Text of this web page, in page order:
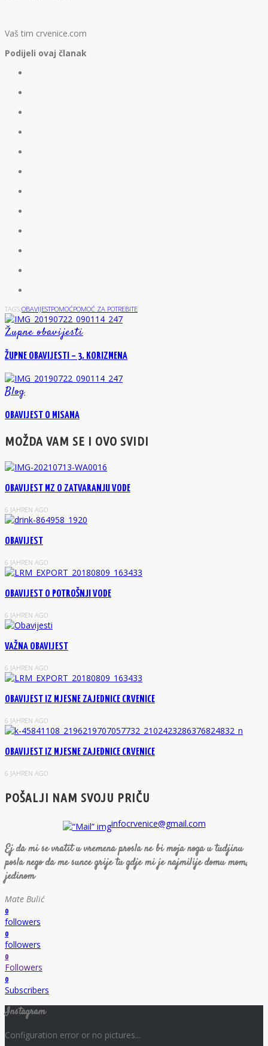
Vaš tim crvenice.com
Podijeli ovaj članak
TAGS:OBAVIJESTPOMOĆPOMOĆ ZA POTREBITE
Župne obavijesti
ŽUPNE OBAVIJESTI – 3. KORIZMENA
Blog
OBAVIJEST O MISAMA
MOŽDA VAM SE I OVO SVIDI
OBAVIJEST MZ O ZATVARANJU VODE
6 JAHREN AGO
OBAVIJEST
6 JAHREN AGO
OBAVIJEST O POTROŠNJI VODE
6 JAHREN AGO
VAŽNA OBAVIJEST
6 JAHREN AGO
OBAVIJEST IZ MJESNE ZAJEDNICE CRVENICE
6 JAHREN AGO
OBAVIJEST IZ MJESNE ZAJEDNICE CRVENICE
6 JAHREN AGO
POŠALJI NAM SVOJU PRIČU
infocrvenice@gmail.com
Ej da mi se vratit u vremena prosla ne bi moja noga u tudjinu
posla nego da me sunce grije tu gdje mi je najmilije domu mom,
jedinom
Mate Bulić
0
followers
0
followers
0
Followers
0
Subscribers
Instagram
Configuration error or no pictures...